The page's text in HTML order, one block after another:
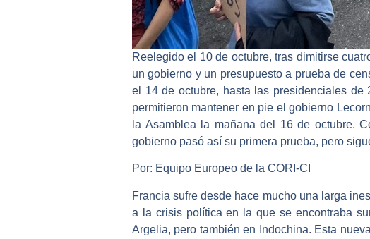
Reelegido el 10 de octubre, tras dimitirse
un gobierno y un presupuesto a prueba de
el 14 de octubre, hasta las presidenciales
permitieron mantener en pie el gobierno
la Asamblea la mañana del 16 de octubre.
gobierno pasó así su primera prueba, pero
Por: Equipo Europeo de la CORI-CI
Francia sufre desde hace mucho una larga
a la crisis política en la que se encontraba
Argelia, pero también en Indochina. Esta